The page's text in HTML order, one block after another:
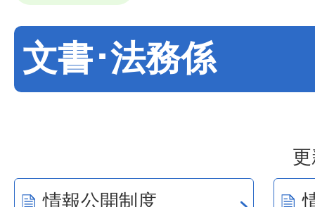
文書･法務係
情報公開制度